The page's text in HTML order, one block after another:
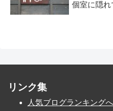
個室に隠
リンク集
人気ブログランキングへ